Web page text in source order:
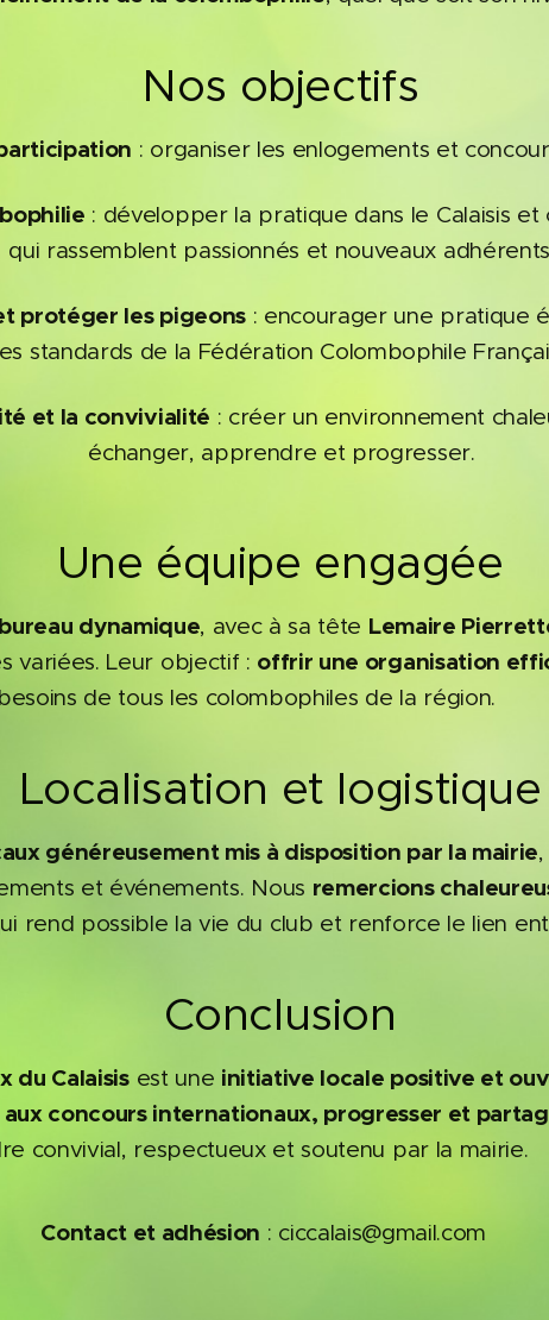
🎯 Nos objectifs
: organiser les enlogements et
: développer la pratique dans le Calaisis
qui rassemblent passionnés et nouveaux
protéger les pigeons: encourager une pratique
standards de la Fédération Colombophile
et la convivialité : créer un environnement
échanger, apprendre et progresser.
👥 Une équipe engagée
bureau dynamique, avec à sa tête Lemaire
variées. Leur objectif : offrir une organisation
besoins de tous les colombophiles de la région.
Localisation et logistique
généreusement mis à disposition par la mairie
et événements. Nous remercions
rend possible la vie du club et renforce le lien
✅ Conclusion
du Calaisisest une initiative locale positive et
concours internationaux, progresser et
convivial, respectueux et soutenu par la mairie.
Contact et adhésion : ciccalais@gmail.com